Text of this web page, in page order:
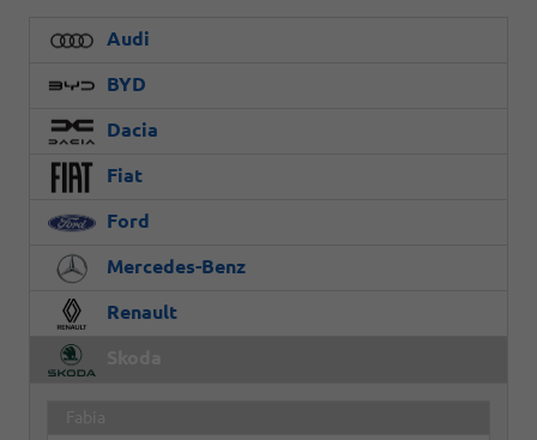
Audi
BYD
Dacia
Fiat
Ford
Mercedes-Benz
Renault